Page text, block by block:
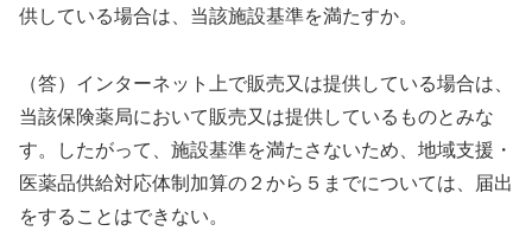
供している場合は、当該施設基準を満たすか。
（答）インターネット上で販売又は提供している場合は、
当該保険薬局において販売又は提供しているものとみな
す。したがって、施設基準を満たさないため、地域支援・
医薬品供給対応体制加算の２から５までについては、届出
をすることはできない。